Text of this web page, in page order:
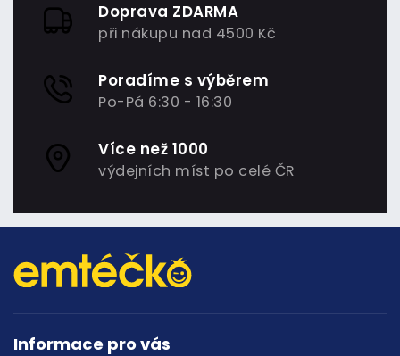
Doprava ZDARMA
při nákupu nad 4500 Kč
Poradíme s výběrem
Po-Pá 6:30 - 16:30
Více než 1000
výdejních míst po celé ČR
Informace pro vás